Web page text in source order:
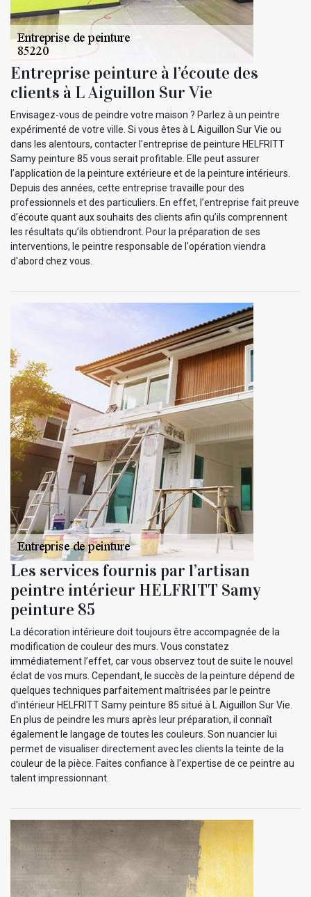
Entreprise peinture à l’écoute des
clients à L Aiguillon Sur Vie
Envisagez-vous de peindre votre maison ? Parlez à un peintre
expérimenté de votre ville. Si vous êtes à L Aiguillon Sur Vie ou
dans les alentours, contacter l'entreprise de peinture HELFRITT
Samy peinture 85 vous serait profitable. Elle peut assurer
l’application de la peinture extérieure et de la peinture intérieurs.
Depuis des années, cette entreprise travaille pour des
professionnels et des particuliers. En effet, l’entreprise fait preuve
d’écoute quant aux souhaits des clients afin qu’ils comprennent
les résultats qu’ils obtiendront. Pour la préparation de ses
interventions, le peintre responsable de l'opération viendra
d'abord chez vous.
Les services fournis par l’artisan
peintre intérieur HELFRITT Samy
peinture 85
La décoration intérieure doit toujours être accompagnée de la
modification de couleur des murs. Vous constatez
immédiatement l’effet, car vous observez tout de suite le nouvel
éclat de vos murs. Cependant, le succès de la peinture dépend de
quelques techniques parfaitement maîtrisées par le peintre
d'intérieur HELFRITT Samy peinture 85 situé à L Aiguillon Sur Vie.
En plus de peindre les murs après leur préparation, il connaît
également le langage de toutes les couleurs. Son nuancier lui
permet de visualiser directement avec les clients la teinte de la
couleur de la pièce. Faites confiance à l'expertise de ce peintre au
talent impressionnant.